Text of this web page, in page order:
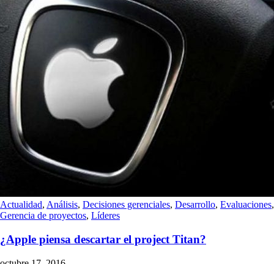
Actualidad, Análisis, Decisiones gerenciales, Desarrollo, Evaluaciones,
Gerencia de proyectos, Líderes
¿Apple piensa descartar el project Titan?